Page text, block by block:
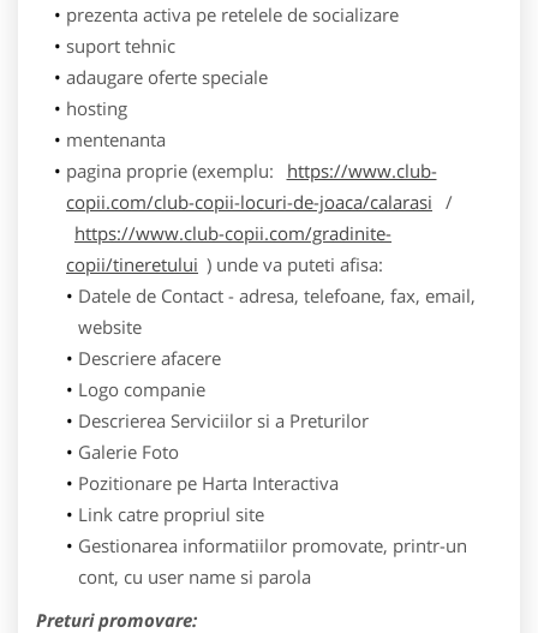
prezenta activa pe retelele de socializare
suport tehnic
adaugare oferte speciale
hosting
mentenanta
pagina proprie (exemplu:
https://www.club-
copii.com/club-copii-locuri-de-joaca/calarasi /
https://www.club-copii.com/gradinite-
copii/tineretului ) unde va puteti afisa:
Datele de Contact - adresa, telefoane, fax, email,
website
Descriere afacere
Logo companie
Descrierea Serviciilor si a Preturilor
Galerie Foto
Pozitionare pe Harta Interactiva
Link catre propriul site
Gestionarea informatiilor promovate, printr-un
cont, cu user name si parola
Preturi promovare: